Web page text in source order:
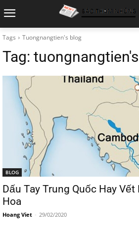
Tags Tuongnangtien's blog
Tag:
BLOG
Dấu Tay Trung Quốc Hay Vết
Hoa
Hoang Viet - 29/02/2020